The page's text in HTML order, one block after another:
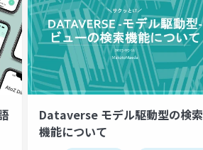
Dataverse モデル駆動型の検索
機能について